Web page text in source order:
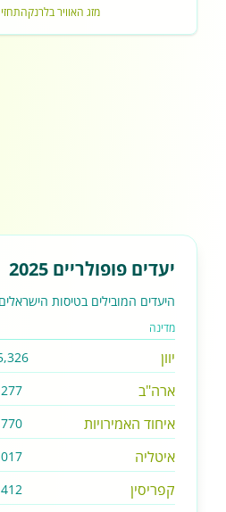
מזג האוויר בלרנקה
יעדים פופולריים 2025
היעדים המובילים בטיסות
מדינה
יוון
ארה"ב
איחוד האמירויות
איטליה
קפריסין